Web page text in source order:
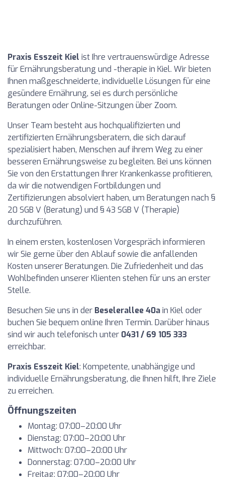
Praxis Esszeit Kiel ist Ihre vertrauenswürdige Adresse
für Ernährungsberatung und -therapie in Kiel. Wir bieten
Ihnen maßgeschneiderte, individuelle Lösungen für eine
gesündere Ernährung, sei es durch persönliche
Beratungen oder Online-Sitzungen über Zoom.
Unser Team besteht aus hochqualifizierten und
zertifizierten Ernährungsberatern, die sich darauf
spezialisiert haben, Menschen auf ihrem Weg zu einer
besseren Ernährungsweise zu begleiten. Bei uns können
Sie von den Erstattungen Ihrer Krankenkasse profitieren,
da wir die notwendigen Fortbildungen und
Zertifizierungen absolviert haben, um Beratungen nach §
20 SGB V (Beratung) und § 43 SGB V (Therapie)
durchzuführen.
In einem ersten, kostenlosen Vorgespräch informieren
wir Sie gerne über den Ablauf sowie die anfallenden
Kosten unserer Beratungen. Die Zufriedenheit und das
Wohlbefinden unserer Klienten stehen für uns an erster
Stelle.
Besuchen Sie uns in der Beselerallee 40ain Kiel oder
buchen Sie bequem online Ihren Termin. Darüber hinaus
sind wir auch telefonisch unter 0431 / 69 105 333
erreichbar.
Praxis Esszeit Kiel: Kompetente, unabhängige und
individuelle Ernährungsberatung, die Ihnen hilft, Ihre Ziele
zu erreichen.
Öffnungszeiten
Montag: 07:00–20:00 Uhr
Dienstag: 07:00–20:00 Uhr
Mittwoch: 07:00–20:00 Uhr
Donnerstag: 07:00–20:00 Uhr
Freitag: 07:00–20:00 Uhr